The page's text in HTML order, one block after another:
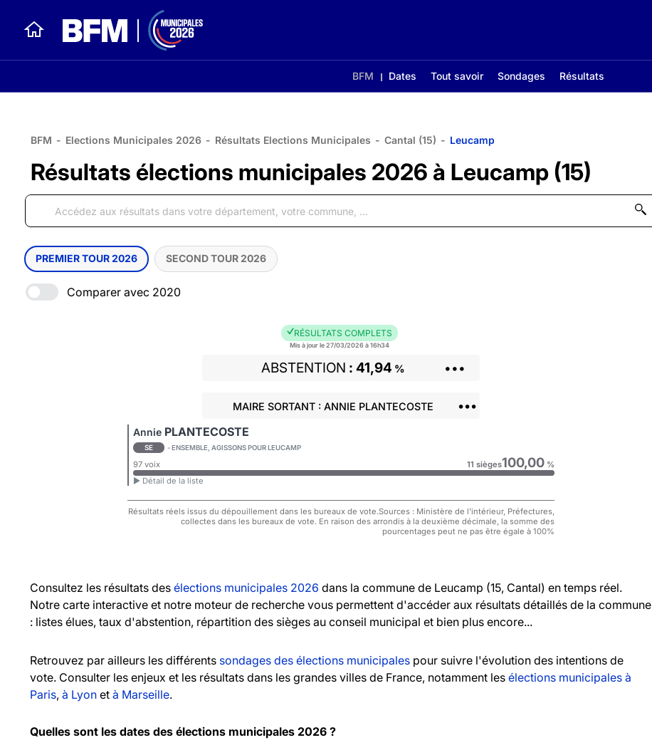
BFM Dates Tout savoir Sondages Résultats
BFM - Elections Municipales 2026 - Résultats Elections Municipales - Cantal (15) - Leucamp
Résultats élections municipales 2026 à Leucamp (15)
PREMIER TOUR 2026 SECOND TOUR 2026
Comparer avec 2020
RÉSULTATS COMPLETS
Mis à jour le 27/03/2026 à 16h34
ABSTENTION 41,94 % •••
MAIRE SORTANT : ANNIE PLANTECOSTE •••
Annie PLANTECOSTE
SE - ENSEMBLE, AGISSONS POUR LEUCAMP
97 voix 11 sièges100,00 %
► Détail de la liste
Résultats réels issus du dépouillement dans les bureaux de vote.Sources : Ministère de l'intérieur, Préfectures,
collectes dans les bureaux de vote. En raison des arrondis à la deuxième décimale, la somme des
pourcentages peut ne pas être égale à 100%
Consultez les résultats des élections municipales 2026 dans la commune de Leucamp (15, Cantal) en temps réel.
Notre carte interactive et notre moteur de recherche vous permettent d'accéder aux résultats détaillés de la commune
: listes élues, taux d'abstention, répartition des sièges au conseil municipal et bien plus encore...
Retrouvez par ailleurs les différents sondages des élections municipales pour suivre l'évolution des intentions de
vote. Consulter les enjeux et les résultats dans les grandes villes de France, notamment les élections municipales à
Paris, à Lyon et à Marseille.
Quelles sont les dates des élections municipales 2026 ?